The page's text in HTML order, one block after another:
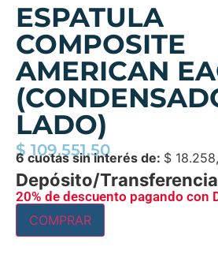
ESPATULA
COMPOSITE
AMERICAN
LADO)
$ 109.551,50
6 cuotas sin interés de: $
Depósito/
20% de descuento pagando con
COMPRAR